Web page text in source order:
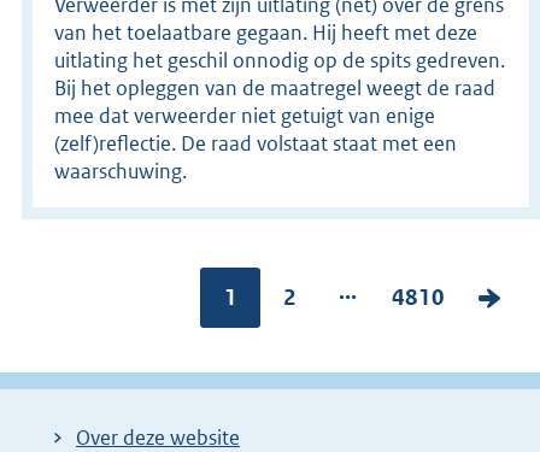
van het toelaatbare gegaan. Hij heeft met deze
uitlating het geschil onnodig op de spits gedreven.
Bij het opleggen van de maatregel weegt de raad
mee dat verweerder niet getuigt van enige
(zelf)reflectie. De raad volstaat staat met een
waarschuwing.
Pagina:
1
P
g
2 ...
P
g
4810
V
l
Over deze website